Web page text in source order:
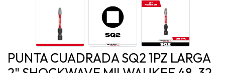
PUNTA CUADRADA SQ2 1PZ LARGA